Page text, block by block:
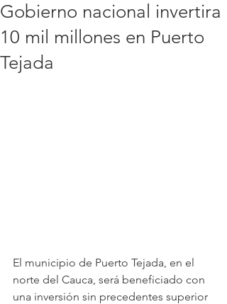
Gobierno nacional invertira
10 mil millones en Puerto
Tejada
El municipio de Puerto Tejada, en el
norte del Cauca, será beneficiado con
una inversión sin precedentes superior